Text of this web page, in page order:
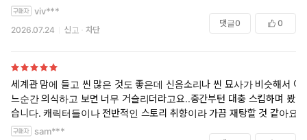
viv***
2026.07.24 신고 차단
댓글0 0
세계관 맘에 들고 씬 많은 것도 좋은데 신음소리나 씬 묘사가 비슷해서 어
느순간 의식하고 보면 너무 거슬리더라고요..중간부턴 대충 스킵하며 봤
습니다. 캐릭터들이나 전반적인 스토리 취향이라 가끔 재탕할 것 같아요.
sam***